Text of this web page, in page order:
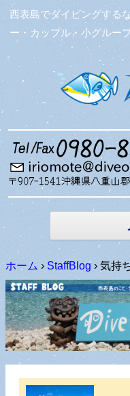
西表島でダイビングする
ー・カップル・小グルー
ホーム › StaffBlog › 気持